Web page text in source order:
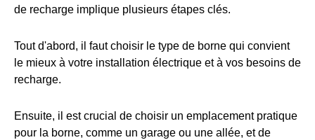
de recharge implique plusieurs étapes clés.
Tout d'abord, il faut choisir le type de borne qui convient
le mieux à votre installation électrique et à vos besoins de
recharge.
Ensuite, il est crucial de choisir un emplacement pratique
pour la borne, comme un garage ou une allée, et de